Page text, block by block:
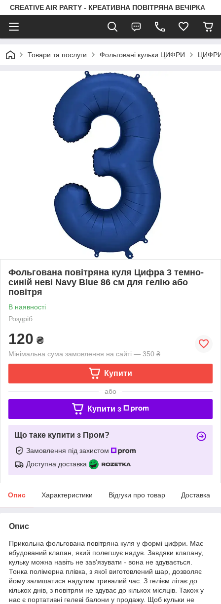
CREATIVE AIR PARTY - КРЕАТИВНА ПОВІТРЯНА ВЕЧІРКА
Товари та послуги Фольговані кульки ЦИФРИ
Фольгована повітряна куля Цифра 3 темно-
синій неві Navy Blue 86 см для гелію або
повітря
В наявності
Роздріб
120 ₴
Мінімальна сума замовлення на сайті — 350 ₴
Купити
або
Купити з
Що таке купити з Пром?
Замовлення під захистом
Доступна доставка
Опис Характеристики Відгуки про товар Доставка
Опис
Прикольна фольгована повітряна куля у формі цифри. Має
вбудований клапан, який полегшує надув. Завдяки клапану,
кульку можна навіть не зав'язувати - вона не здувається.
Тонка полімерна плівка, з якої виготовлений шар, дозволяє
йому залишатися надутим тривалий час. З гелієм літає до
кількох днів, з повітрям не здуває до кількох місяців. Також у
нас є портативні гелеві балони у продажу. Щоб кульки не